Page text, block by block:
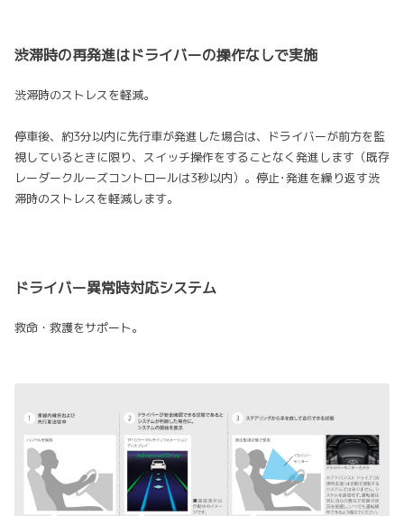
渋滞時の再発進はドライバーの操作なしで実施
渋滞時のストレスを軽減。
停車後、約3分以内に先行車が発進した場合は、ドライバーが前方を監
視しているときに限り、スイッチ操作をすることなく発進します（既存
レーダークルーズコントロールは3秒以内）。停止･発進を繰り返す渋
滞時のストレスを軽減します。
ドライバー異常時対応システム
救命・救護をサポート。